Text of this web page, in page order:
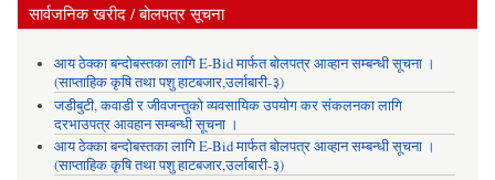
सार्वजनिक खरीद / बोलपत्र सूचना
आय ठेक्का बन्दोबस्तका लागि E-Bid मार्फत बोलपत्र आव्हान सम्बन्धी सूचना ।
(साप्ताहिक कृषि तथा पशु हाटबजार,उर्लाबारी-३)
जडीबुटी, कवाडी र जीवजन्तुको व्यवसायिक उपयोग कर संकलनका लागि
दरभाउपत्र आवहान सम्बन्धी सूचना ।
आय ठेक्का बन्दोबस्तका लागि E-Bid मार्फत बोलपत्र आव्हान सम्बन्धी सूचना ।
(साप्ताहिक कृषि तथा पशु हाटबजार,उर्लाबारी-३)